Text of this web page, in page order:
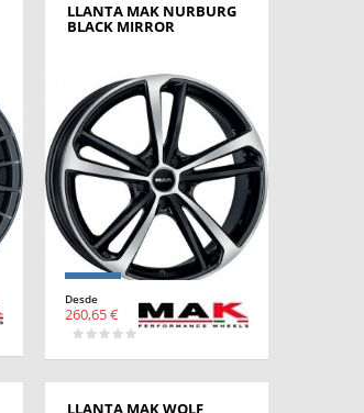
LLANTA MAK NURBURG
BLACK MIRROR
Desde
260,65 €
LLANTA MAK WOLF